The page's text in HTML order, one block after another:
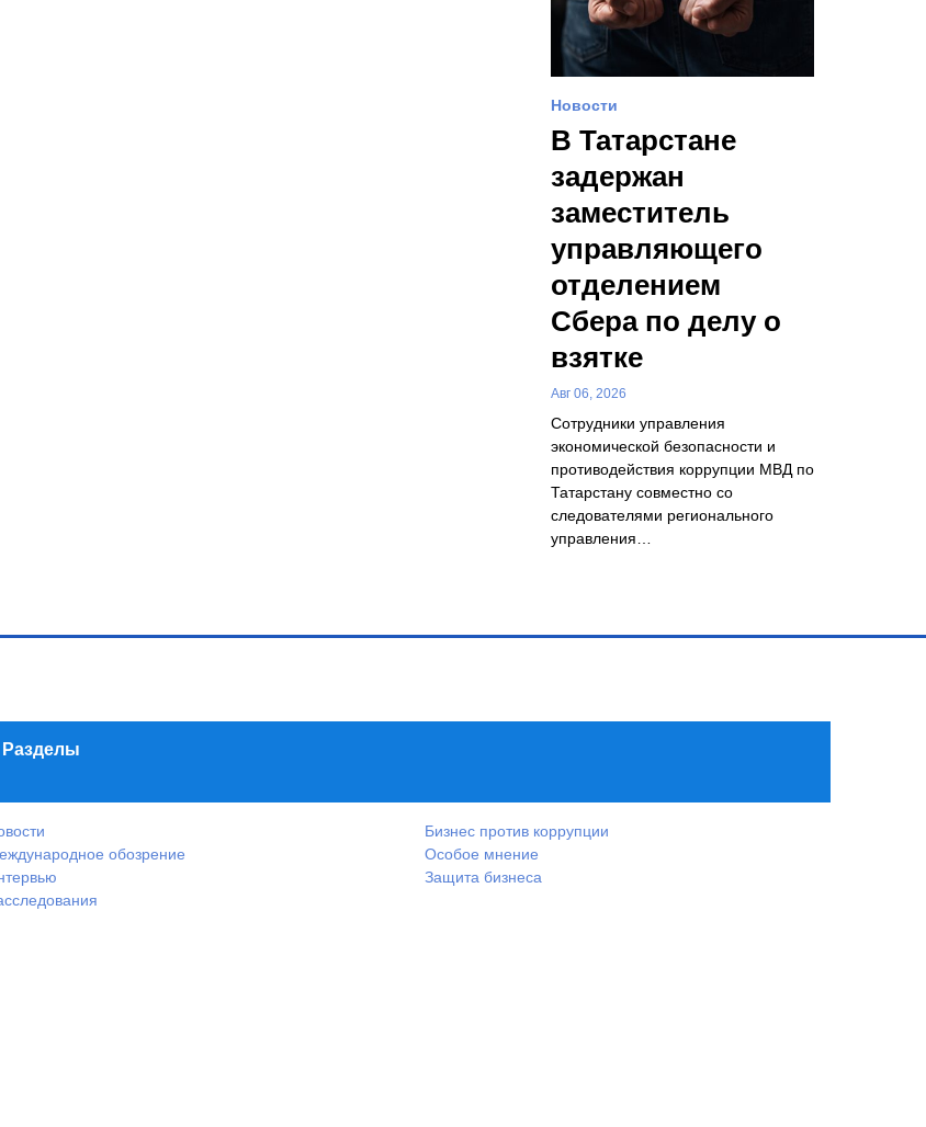
Новости
В Татарстане
задержан
заместитель
управляющего
отделением
Сбера по делу о
взятке
Авг 06, 2026
Сотрудники управления
экономической безопасности и
противодействия коррупции МВД по
Татарстану совместно со
следователями регионального
управления…
Разделы
обозрение
Бизнес против коррупции
Особое мнение
Защита бизнеса